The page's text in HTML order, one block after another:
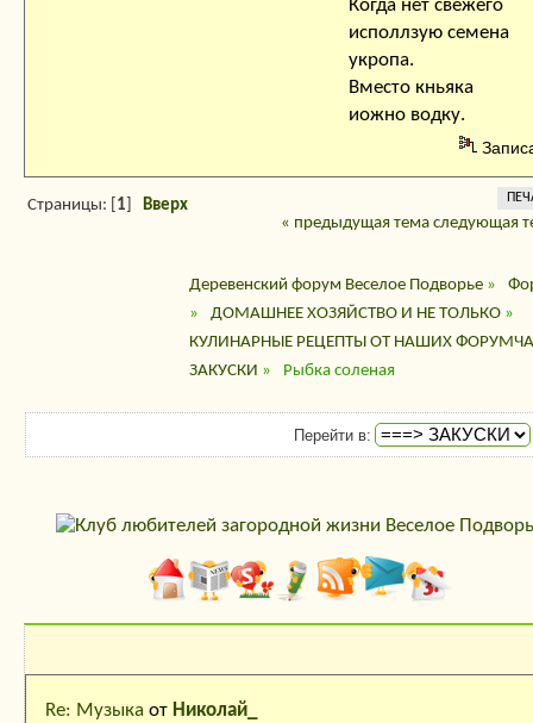
Последние сообщения
Re: Музыка от Николай_
Когда нет свежего
исполлзую семена
укропа.
Вместо кньяка
иожно водку.
Страницы: [ 1 ]Вверх
« предыдущая тема следующая
Деревенский форум Веселое Подворье»
»
ДОМАШНЕЕ ХОЗЯЙСТВО И НЕ ТОЛЬКО »
КУЛИНАРНЫЕ РЕЦЕПТЫ ОТ НАШИХ
ЗАКУСКИ » Рыбка соленая
Перейти в: